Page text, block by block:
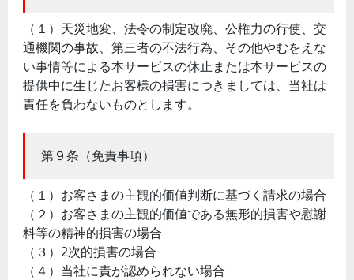
（１）天災地変、法令の制定改廃、公権力の行使、交
通機関の事故、第三者の不法行為、その他やむをえな
い事情等による本サービスの休止または本サービスの
提供中に生じたお客様の損害につきましては、当社は
責任を負わないものとします。
第９条（免責事項）
（１）お客さまの主観的価値判断に基づく請求の場合
（２）お客さまの主観的価値である無形的損害や慰謝
料等の精神的損害の場合
（３）2次的損害の場合
（４）当社に責が認められない場合